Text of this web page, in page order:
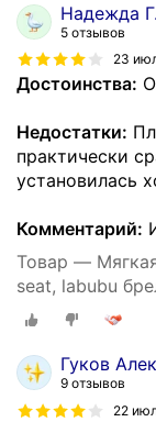
Надежда Г.
5 отзывов
23
Достоинства:
Недостатки:
практически
установилась
Комментарий:
Товар —
seat, labubu
Гуков
9 отзывов
22